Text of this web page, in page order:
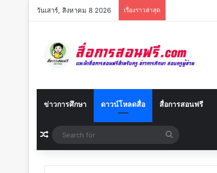
วันเสาร์, สิงหาคม 8 2026 เรื่องราวล่าสุด
ข่าวการศึกษา ดาวน์โหลดสื่อ สื่อการสอนฟรี
Random Article
for